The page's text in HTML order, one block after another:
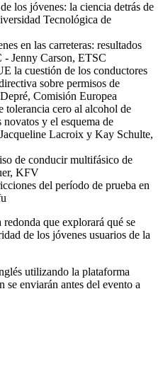
los jóvenes: la ciencia detrás de
Tecnológica de
en las carreteras: resultados
Jenny Carson, ETSC
la cuestión de los conductores
sobre permisos de
Comisión Europea
tolerancia cero al alcohol de
y el esquema de
Lacroix y Kay Schulte,
de conducir multifásico de
KFV
del período de prueba en
que explorará qué se
de los jóvenes usuarios de la
utilizando la plataforma
enviarán antes del evento a